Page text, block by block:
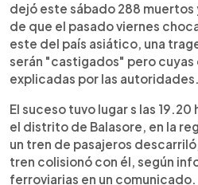
dejó este sábado 288
de que el pasado viernes
este del país asiático, una
serán "castigados" pero cuyas
explicadas por las autoridades.
El suceso tuvo lugar s las 19.20
el distrito de Balasore, en la
un tren de pasajeros
tren colisionó con él, según
ferroviarias en un